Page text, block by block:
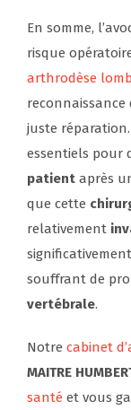
En somme,
risque
arthrodèse
reconnaissance
juste
essentiels pour
patient après
que cette
relativement
souffrant de
vertébrale.
Notre cabinet
MAITRE
santé et vous